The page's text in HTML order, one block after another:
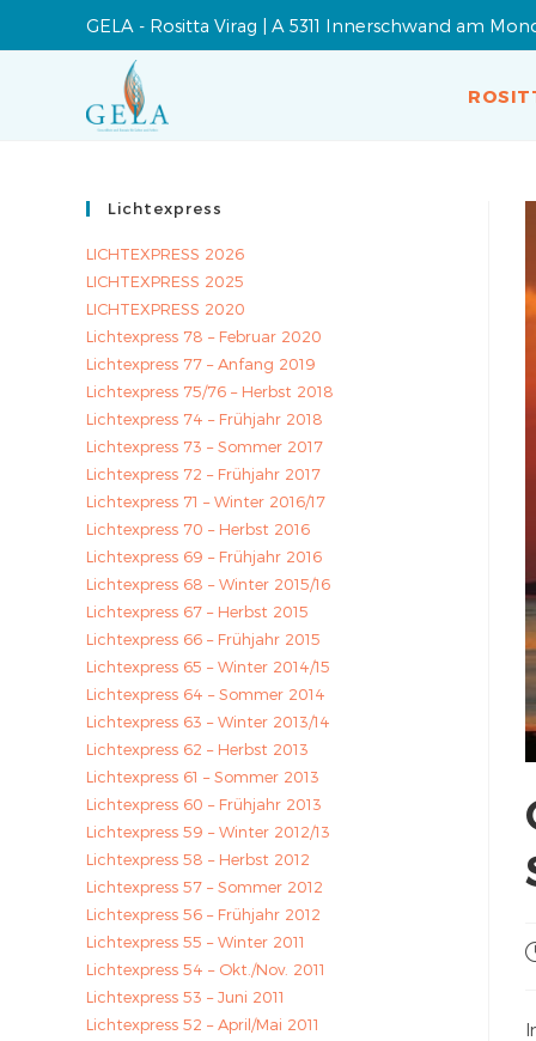
GELA - Rositta Virag | A 5311 Innerschwand am
Lichtexpress
LICHTEXPRESS 2026
LICHTEXPRESS 2025
LICHTEXPRESS 2020
Lichtexpress 78 – Februar 2020
Lichtexpress 77 – Anfang 2019
Lichtexpress 75/76 – Herbst 2018
Lichtexpress 74 – Frühjahr 2018
Lichtexpress 73 – Sommer 2017
Lichtexpress 72 – Frühjahr 2017
Lichtexpress 71 – Winter 2016/17
Lichtexpress 70 – Herbst 2016
Lichtexpress 69 – Frühjahr 2016
Lichtexpress 68 – Winter 2015/16
Lichtexpress 67 – Herbst 2015
Lichtexpress 66 – Frühjahr 2015
Lichtexpress 65 – Winter 2014/15
Lichtexpress 64 – Sommer 2014
Lichtexpress 63 – Winter 2013/14
Lichtexpress 62 – Herbst 2013
Lichtexpress 61 – Sommer 2013
Lichtexpress 60 – Frühjahr 2013
Lichtexpress 59 – Winter 2012/13
Lichtexpress 58 – Herbst 2012
Lichtexpress 57 – Sommer 2012
Lichtexpress 56 – Frühjahr 2012
Lichtexpress 55 – Winter 2011
Lichtexpress 54 – Okt./Nov. 2011
Lichtexpress 53 – Juni 2011
Lichtexpress 52 – April/Mai 2011